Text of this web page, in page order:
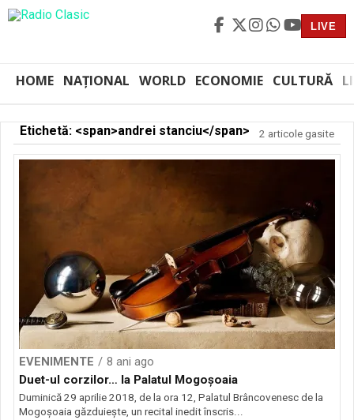
LIVE
HOME NAȚIONAL WORLD ECONOMIE CULTURĂ
Etichetă: <span>andrei stanciu</span> 2 articole gasite
EVENIMENTE
8 ani ago
Duet-ul corzilor… la Palatul Mogoșoaia
Duminică 29 aprilie 2018, de la ora 12, Palatul Brâncovenesc de la
Mogoşoaia găzduiește, un recital inedit înscris...